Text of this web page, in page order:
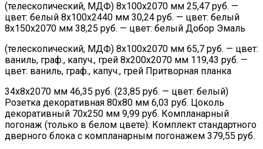
(телескопический, МДФ) 8х100х2070 мм 25,47 руб. —
цвет: белый 8х100х2440 мм 30,24 руб. — цвет: белый
8х150х2070 мм 38,25 руб. — цвет: белый Добор Эмаль
(телескопический, МДФ) 8х100х2070 мм 65,7 руб. — цвет:
ваниль, граф., капуч., грей 8х200х2070 мм 119,43 руб. —
цвет: ваниль, граф., капуч., грей Притворная планка
34х8х2070 мм 46,35 руб. (23,85 руб. — цвет: белый)
Розетка декоративная 80х80 мм 6,03 руб. Цоколь
декоративный 70х250 мм 9,99 руб. Компланарный
погонаж (только в белом цвете): Комплект стандартного
дверного блока с компланарным погонажем 379,55 руб.